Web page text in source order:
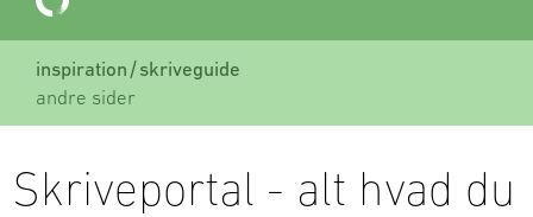
inspiration skriveguide
andre sider
Skriveportal - alt hvad du